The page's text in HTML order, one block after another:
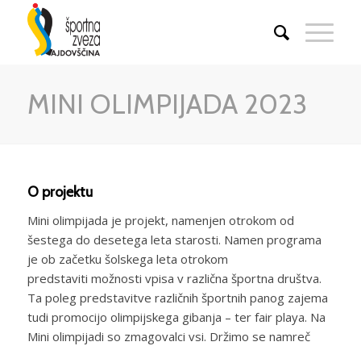
MINI OLIMPIJADA 2023
O projektu
Mini olimpijada je projekt, namenjen otrokom od
šestega do desetega leta starosti. Namen programa
je ob začetku šolskega leta otrokom
predstaviti možnosti vpisa v različna športna društva.
Ta poleg predstavitve različnih športnih panog zajema
tudi promocijo olimpijskega gibanja – ter fair playa. Na
Mini olimpijadi so zmagovalci vsi. Držimo se namreč